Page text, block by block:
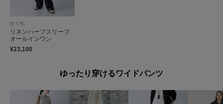
かぐれ
リネンハーフスリーブ
オールインワン
¥23,100
ゆったり穿けるワイドパンツ